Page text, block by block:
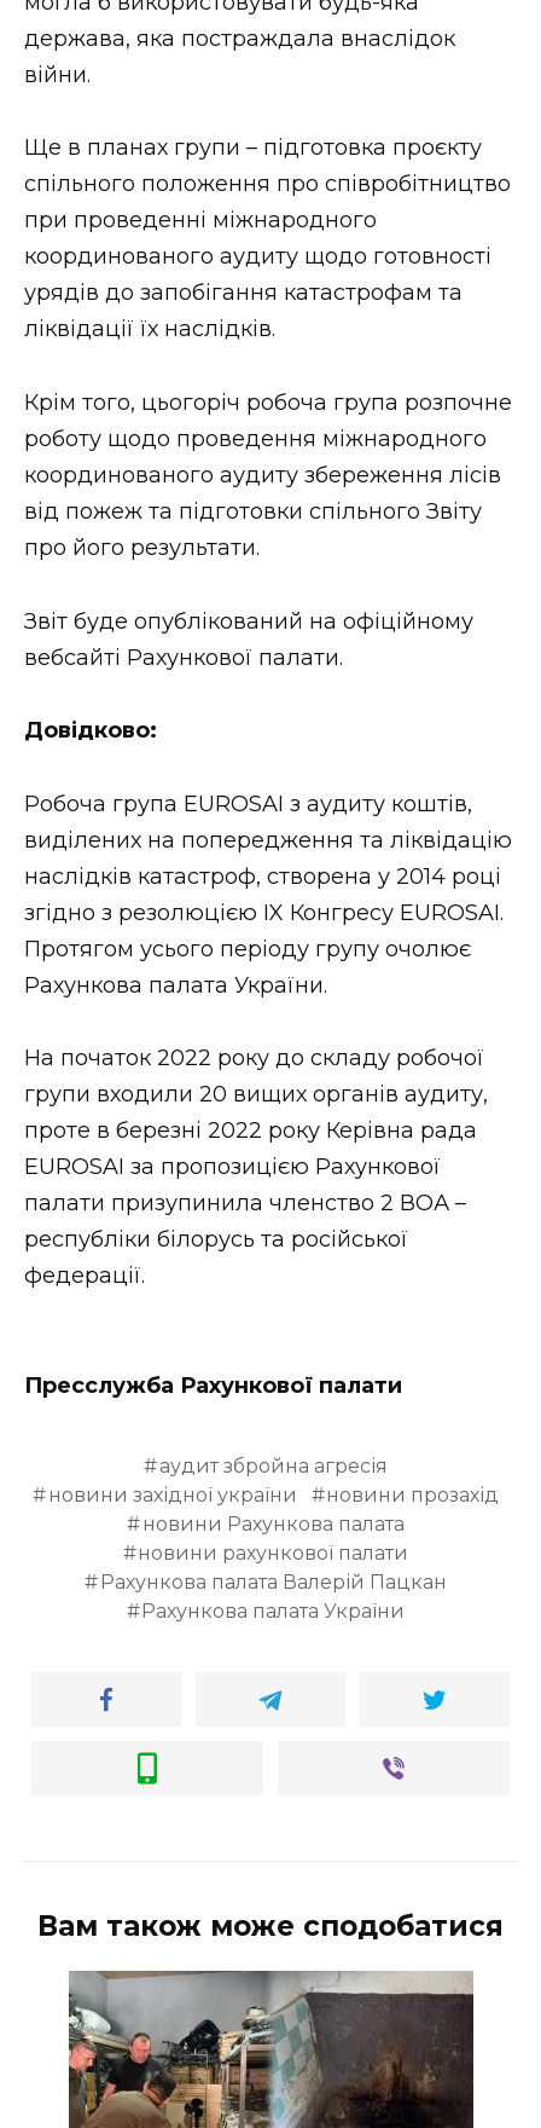
держава, яка постраждала внаслідок
війни.
Ще в планах групи – підготовка проєкту
спільного положення про співробітництво
при проведенні міжнародного
координованого аудиту щодо готовності
урядів до запобігання катастрофам та
ліквідації їх наслідків.
Крім того, цьогоріч робоча група розпочне
роботу щодо проведення міжнародного
координованого аудиту збереження лісів
від пожеж та підготовки спільного Звіту
про його результати.
Звіт буде опублікований на офіційному
вебсайті Рахункової палати.
Довідково:
Робоча група EUROSAI з аудиту коштів,
виділених на попередження та ліквідацію
наслідків катастроф, створена у 2014 році
згідно з резолюцією IX Конгресу EUROSAI.
Протягом усього періоду групу очолює
Рахункова палата України.
На початок 2022 року до складу робочої
групи входили 20 вищих органів аудиту,
проте в березні 2022 року Керівна рада
EUROSAI за пропозицією Рахункової
палати призупинила членство 2 ВОА –
республіки білорусь та російської
федерації.
Пресслужба Рахункової палати
аудит збройна агресія
новини західної україни
новини прозахід
новини Рахункова палата
новини рахункової палати
Рахункова палата Валерій Пацкан
Рахункова палата України
Вам також може сподобатися